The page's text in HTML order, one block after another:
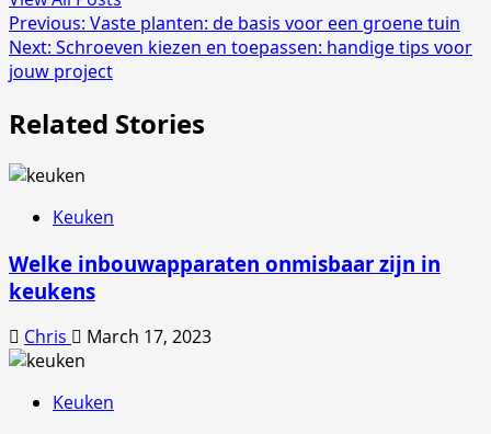
Post
navigation
Previous: Vaste planten: de basis voor een groene tuin
Next: Schroeven kiezen en toepassen: handige tips voor
jouw project
Related Stories
Keuken
Welke inbouwapparaten onmisbaar zijn in
keukens
Chris March 17, 2023
Keuken